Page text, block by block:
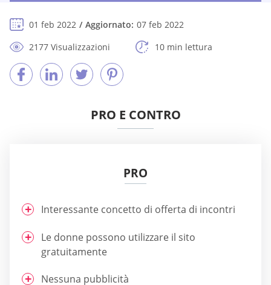
01 feb 2022 Aggiornato: 07 feb 2022
2177 Visualizzazioni
10 min lettura
PRO E CONTRO
PRO
Interessante concetto di offerta di incontri
Le donne possono utilizzare il sito
gratuitamente
Nessuna pubblicità